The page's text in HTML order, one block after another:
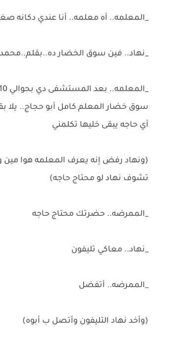
_المعلمه.. آه معلمه.. أنا عندي دكانه
_نهاد.. فين سوق الخضار
_المعلمه.. بعد المستشفى دي بحوالي 10 كيلو..
سوق خضار المعلم كامل أبو حجاج.. يلا
أي حاجه يبقى خليها تكلمني
(ونهاد رفض إنه يعرف المعلمه هوا
تشوف نهاد لو محتاج حاجه)
_الممرضه.. حضرتك محتاج حاجه
_نهاد.. معاكي تليفون
_الممرضه.. أتفضل
(وأخد نهاد التليفون وأتصل ب أبوه)